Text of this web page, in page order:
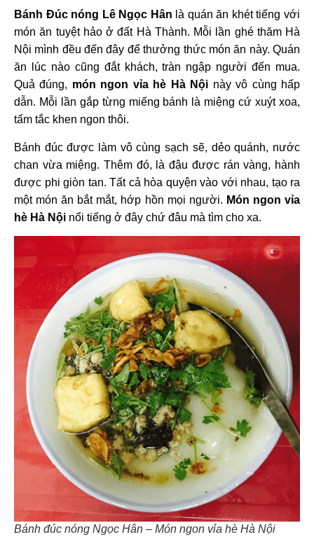
Bánh Đúc nóng Lê Ngọc Hân là quán ăn khét tiếng với
món ăn tuyệt hảo ở đất Hà Thành. Mỗi lần ghé thăm Hà
Nội mình đều đến đây để thưởng thức món ăn này. Quán
ăn lúc nào cũng đắt khách, tràn ngập người đến mua.
Quả đúng, món ngon vỉa hè Hà Nội này vô cùng hấp
dẫn. Mỗi lần gắp từng miếng bánh là miệng cứ xuýt xoa,
tấm tắc khen ngon thôi.
Bánh đúc được làm vô cùng sạch sẽ, dẻo quánh, nước
chan vừa miệng. Thêm đó, là đậu được rán vàng, hành
được phi giòn tan. Tất cả hòa quyện vào với nhau, tạo ra
một món ăn bắt mắt, hớp hồn mọi người. Món ngon vỉa
hè Hà Nội nổi tiếng ở đây chứ đâu mà tìm cho xa.
Bánh đúc nóng Ngọc Hân – Món ngon vỉa hè Hà Nội